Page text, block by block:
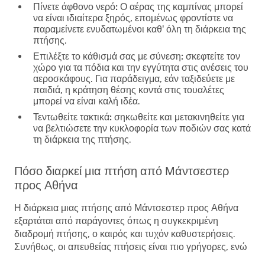
Πίνετε άφθονο νερό: Ο αέρας της καμπίνας μπορεί
να είναι ιδιαίτερα ξηρός, επομένως φροντίστε να
παραμείνετε ενυδατωμένοι καθ' όλη τη διάρκεια της
πτήσης.
Επιλέξτε το κάθισμά σας με σύνεση: σκεφτείτε τον
χώρο για τα πόδια και την εγγύτητα στις ανέσεις του
αεροσκάφους. Για παράδειγμα, εάν ταξιδεύετε με
παιδιά, η κράτηση θέσης κοντά στις τουαλέτες
μπορεί να είναι καλή ιδέα.
Τεντωθείτε τακτικά: σηκωθείτε και μετακινηθείτε για
να βελτιώσετε την κυκλοφορία των ποδιών σας κατά
τη διάρκεια της πτήσης.
Πόσο διαρκεί μια πτήση από Μάντσεστερ
προς Αθήνα
Η διάρκεια μιας πτήσης από Μάντσεστερ προς Αθήνα
εξαρτάται από παράγοντες όπως η συγκεκριμένη
διαδρομή πτήσης, ο καιρός και τυχόν καθυστερήσεις.
Συνήθως, οι απευθείας πτήσεις είναι πιο γρήγορες, ενώ